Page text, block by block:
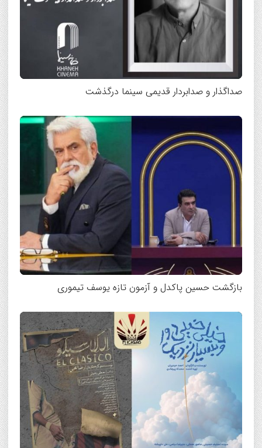
صداگذار و صدابردار قدیمی سینما درگذشت
بازگشت حسین پاکدل و آزمون تازه یوسف تیموری